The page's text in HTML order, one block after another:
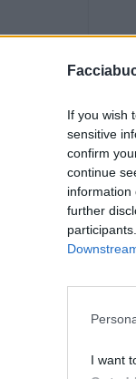
If you wish
sensitive
confirm
continue
information
further
I want